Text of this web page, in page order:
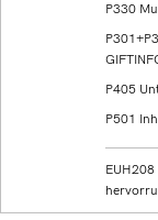
P330
P405
P501